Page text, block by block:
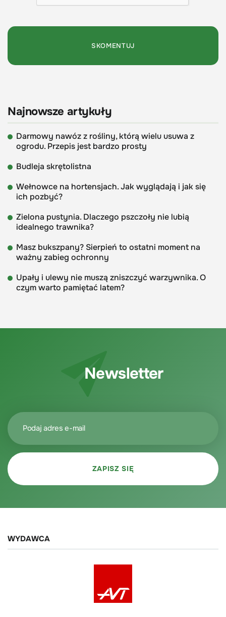
Najnowsze artykuły
Darmowy nawóz z rośliny, którą wielu usuwa z
ogrodu. Przepis jest bardzo prosty
Budleja skrętolistna
Wełnowce na hortensjach. Jak wyglądają i jak się
ich pozbyć?
Zielona pustynia. Dlaczego pszczoły nie lubią
idealnego trawnika?
Masz bukszpany? Sierpień to ostatni moment na
ważny zabieg ochronny
Upały i ulewy nie muszą zniszczyć warzywnika. O
czym warto pamiętać latem?
Newsletter
WYDAWCA